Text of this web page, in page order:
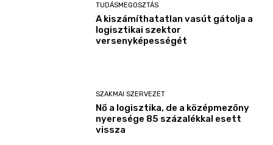
TUDÁSMEGOSZTÁS
A kiszámíthatatlan vasút gátolja a
logisztikai szektor
versenyképességét
SZAKMAI SZERVEZET
Nő a logisztika, de a középmezőny
nyeresége 85 százalékkal esett
vissza